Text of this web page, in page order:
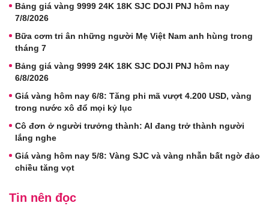
Bảng giá vàng 9999 24K 18K SJC DOJI PNJ hôm nay
7/8/2026
Bữa cơm tri ân những người Mẹ Việt Nam anh hùng trong
tháng 7
Bảng giá vàng 9999 24K 18K SJC DOJI PNJ hôm nay
6/8/2026
Giá vàng hôm nay 6/8: Tăng phi mã vượt 4.200 USD, vàng
trong nước xô đổ mọi kỷ lục
Cô đơn ở người trưởng thành: AI đang trở thành người
lắng nghe
Giá vàng hôm nay 5/8: Vàng SJC và vàng nhẫn bất ngờ đảo
chiều tăng vọt
Tin nên đọc